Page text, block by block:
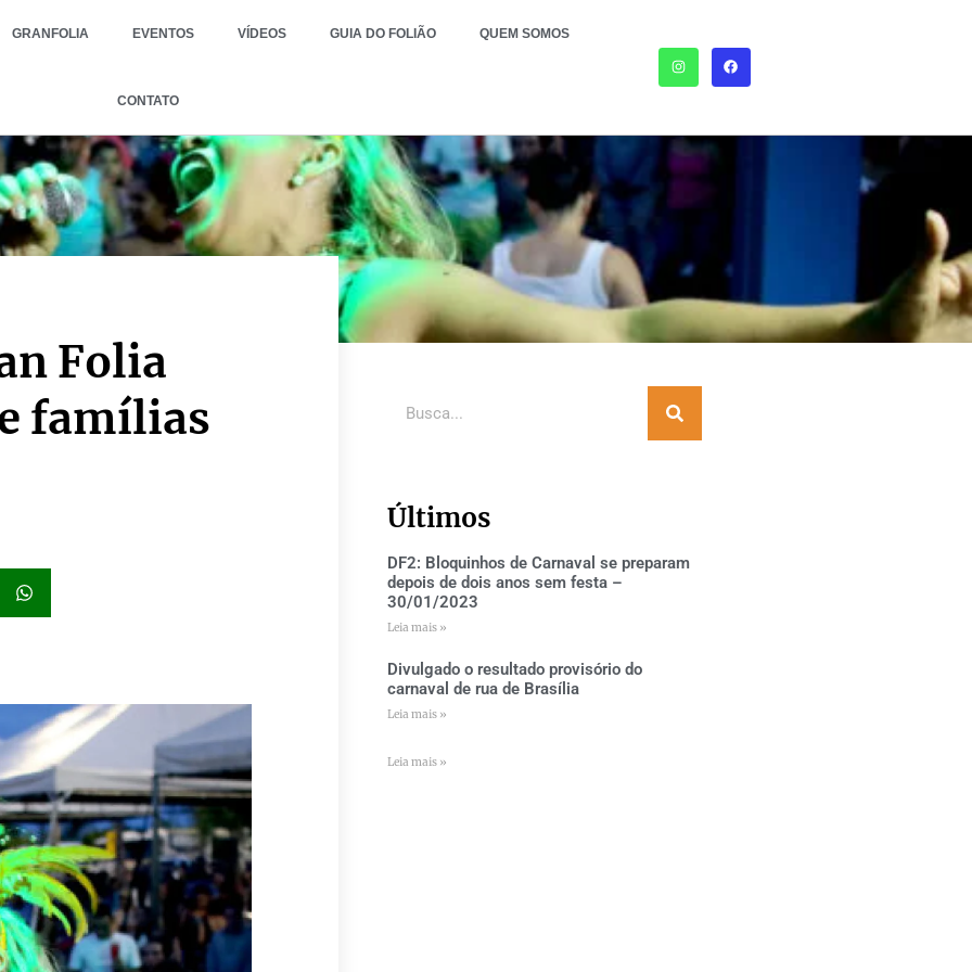
GRANFOLIA EVENTOS VÍDEOS GUIA DO FOLIÃO QUEM SOMOS
CONTATO
Folia
famílias
Últimos
DF2: Bloquinhos de Carnaval se preparam
depois de dois anos sem festa –
30/01/2023
Leia mais »
Divulgado o resultado provisório do
carnaval de rua de Brasília
Leia mais »
Leia mais »